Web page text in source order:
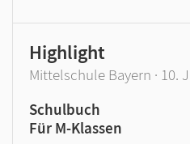
Highlight
Mittelschule Bayern · 10.
Schulbuch
Für M-Klassen